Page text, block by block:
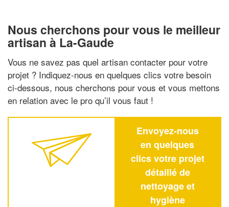
Nous cherchons pour vous le meilleur
artisan à La-Gaude
Vous ne savez pas quel artisan contacter pour votre
projet ? Indiquez-nous en quelques clics votre besoin
ci-dessous, nous cherchons pour vous et vous mettons
en relation avec le pro qu’il vous faut !
Envoyez-nous
en quelques
clics votre projet
détaillé de
nettoyage et
hygiène